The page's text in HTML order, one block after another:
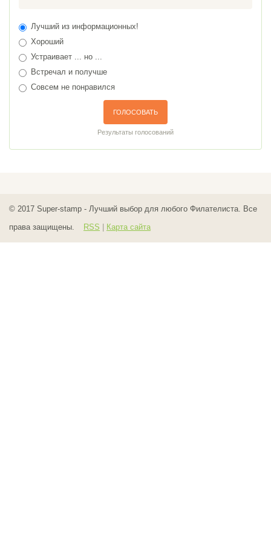
Лучший из информационных!
Хороший
Устраивает ... но ...
Встречал и получше
Совсем не понравился
ГОЛОСОВАТЬ
Результаты голосований
© 2017 Super-stamp - Лучший выбор для любого Филателиста. Все
права защищены.
RSS Карта сайта